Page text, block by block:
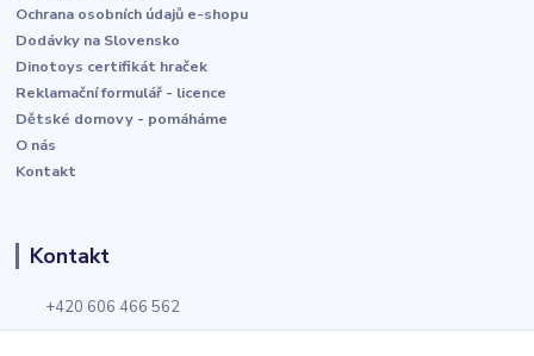
Ochrana osobních údajů e-shopu
Dodávky na Slovensko
Dinotoys certifikát hraček
Reklamační formulář - licence
Dětské domovy - pomáháme
O nás
Kontakt
Kontakt
+420 606 466 562